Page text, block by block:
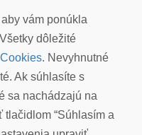
s.r.o.
01 Bratislava
vám ponúkla
dôležité
Cookies. Nevyhnutné
Ak súhlasíte s
sa nachádzajú na
tlačidlom “Súhlasím a